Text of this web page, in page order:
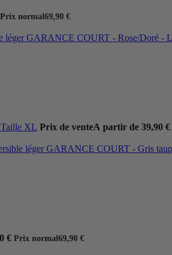
Prix normal69,90 €
XL Prix de venteA partir de 39,90 €
€ Prix normal69,90 €